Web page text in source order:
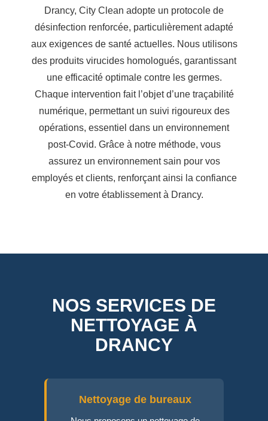
Drancy, City Clean adopte un protocole de
désinfection renforcée, particulièrement adapté
aux exigences de santé actuelles. Nous utilisons
des produits virucides homologués, garantissant
une efficacité optimale contre les germes.
Chaque intervention fait l’objet d’une traçabilité
numérique, permettant un suivi rigoureux des
opérations, essentiel dans un environnement
post-Covid. Grâce à notre méthode, vous
assurez un environnement sain pour vos
employés et clients, renforçant ainsi la confiance
en votre établissement à Drancy.
NOS SERVICES DE
NETTOYAGE À
DRANCY
Nettoyage de bureaux